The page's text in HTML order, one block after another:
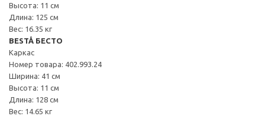
Высота: 11 см
Длина: 125 см
Вес: 16.35 кг
BESTÅ БЕСТО
Каркас
Номер товара: 402.993.24
Ширина: 41 см
Высота: 11 см
Длина: 128 см
Вес: 14.65 кг